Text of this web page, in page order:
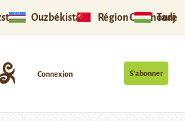
Ouzbékistan Région Ouïghoure
S’abonner
Connexion